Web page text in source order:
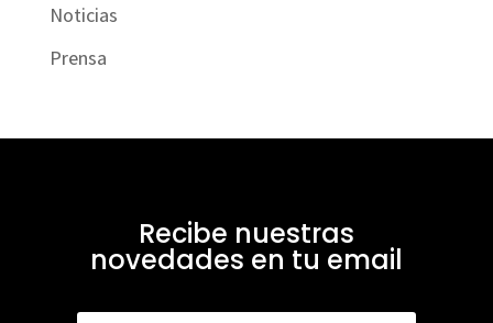
Noticias
Prensa
Recibe nuestras
novedades en tu email